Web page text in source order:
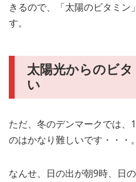
きるので、「太陽のビタミ
す。
太陽光からのビ
い
ただ、冬のデンマークでは、
のはかなり難しいです・・・。
なんせ、日の出が朝9時、日